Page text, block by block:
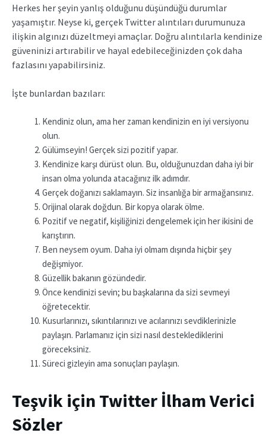
Herkes her şeyin yanlış olduğunu düşündüğü durumlar
yaşamıştır. Neyse ki, gerçek Twitter alıntıları durumunuza
ilişkin algınızı düzeltmeyi amaçlar. Doğru alıntılarla kendinize
güveninizi artırabilir ve hayal edebileceğinizden çok daha
fazlasını yapabilirsiniz.
İşte bunlardan bazıları:
Kendiniz olun, ama her zaman kendinizin en iyi versiyonu
olun.
Gülümseyin! Gerçek sizi pozitif yapar.
Kendinize karşı dürüst olun. Bu, olduğunuzdan daha iyi bir
insan olma yolunda atacağınız ilk adımdır.
Gerçek doğanızı saklamayın. Siz insanlığa bir armağansınız.
Orijinal olarak doğdun. Bir kopya olarak ölme.
Pozitif ve negatif, kişiliğinizi dengelemek için her ikisini de
karıştırın.
Ben neysem oyum. Daha iyi olmam dışında hiçbir şey
değişmiyor.
Güzellik bakanın gözündedir.
Önce kendinizi sevin; bu başkalarına da sizi sevmeyi
öğretecektir.
Kusurlarınızı, sıkıntılarınızı ve acılarınızı sevdiklerinizle
paylaşın. Parlamanız için sizi nasıl desteklediklerini
göreceksiniz.
Süreci gizleyin ama sonuçları paylaşın.
Teşvik için Twitter İlham Verici
Sözler